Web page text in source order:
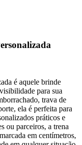
é aquele brinde
para sua
trava de
ela é perfeita para
práticos e
ou parceiros, a trena
em centímetros,